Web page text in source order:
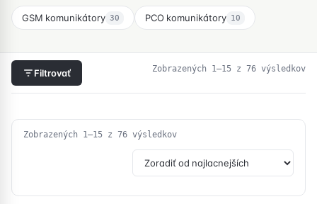
GSM komunikátory 30 PCO komunikátory 10
Filtrovať Zobrazených 1–15 z 76 výsledkov
Zobrazených 1–15 z 76 výsledkovZoradené
ceny:
po